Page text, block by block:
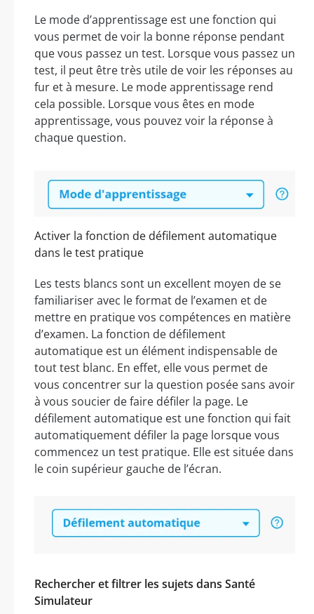
Le mode d’apprentissage est une fonction qui
vous permet de voir la bonne réponse pendant
que vous passez un test. Lorsque vous passez un
test, il peut être très utile de voir les réponses au
fur et à mesure. Le mode apprentissage rend
cela possible. Lorsque vous êtes en mode
apprentissage, vous pouvez voir la réponse à
chaque question.
Activer la fonction de défilement automatique
dans le test pratique
Les tests blancs sont un excellent moyen de se
familiariser avec le format de l’examen et de
mettre en pratique vos compétences en matière
d’examen. La fonction de défilement
automatique est un élément indispensable de
tout test blanc. En effet, elle vous permet de
vous concentrer sur la question posée sans avoir
à vous soucier de faire défiler la page. Le
défilement automatique est une fonction qui fait
automatiquement défiler la page lorsque vous
commencez un test pratique. Elle est située dans
le coin supérieur gauche de l’écran.
Rechercher et filtrer les sujets dans Santé
Simulateur